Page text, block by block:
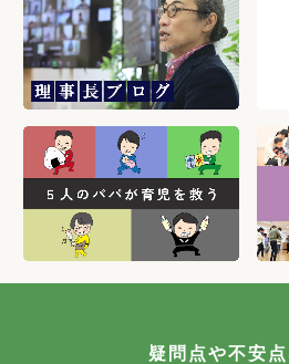
疑問点や不安点